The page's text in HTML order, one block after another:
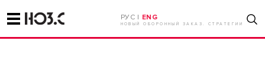
РУС | ENG
НОВЫЙ ОБОРОННЫЙ ЗАКАЗ. СТРАТЕГИИ